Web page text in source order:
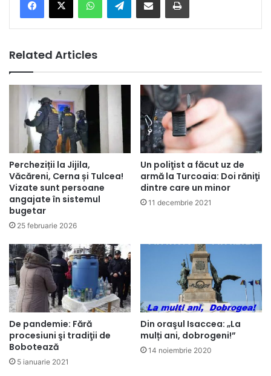
Related Articles
Percheziții la Jijila,
Văcăreni, Cerna și Tulcea!
Vizate sunt persoane
angajate în sistemul
bugetar
25 februarie 2026
Un poliţist a făcut uz de
armă la Turcoaia: Doi răniţi
dintre care un minor
11 decembrie 2021
De pandemie: Fără
procesiuni şi tradiţii de
Bobotează
5 ianuarie 2021
Din oraşul Isaccea: „La
mulți ani, dobrogeni!”
14 noiembrie 2020